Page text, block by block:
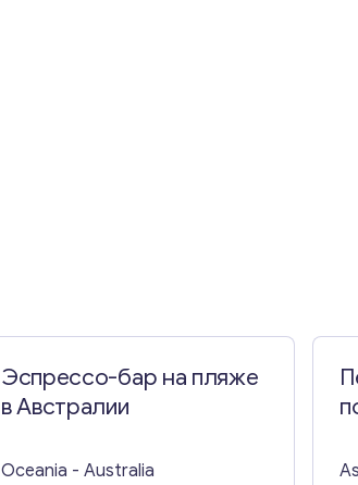
Эспрессо-бар на пляже
в Австралии
Oceania - Australia